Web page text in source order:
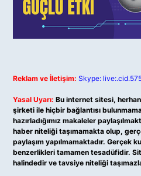
Reklam ve İletişim: Skype:
Yasal Uyarı: Bu internet sitesi,
şirketi ile hiçbir bağlantısı
hazırladığımız makaleler
haber niteliği taşımamakta olup,
paylaşım yapılmamaktadır. Gerçek
benzerlikleri tamamen tesadüfidir.
halindedir ve tavsiye niteliği